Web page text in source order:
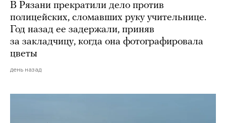
В Рязани прекратили дело против
полицейских, сломавших руку учительнице.
Год назад ее задержали, приняв
за закладчицу, когда она фотографировала
цветы
день назад